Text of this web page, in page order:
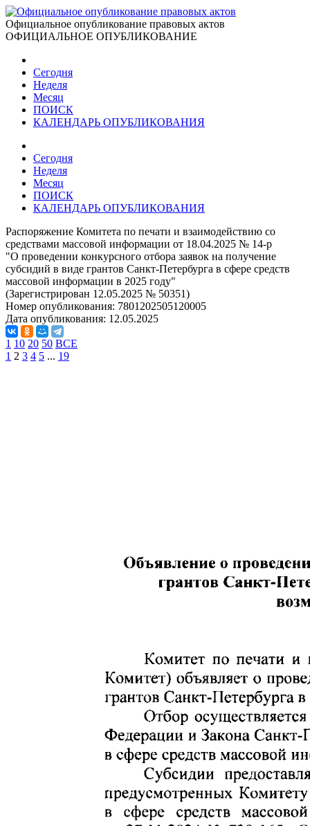
Официальное опубликование правовых актов
ОФИЦИАЛЬНОЕ ОПУБЛИКОВАНИЕ
Сегодня
Неделя
Месяц
ПОИСК
КАЛЕНДАРЬ ОПУБЛИКОВАНИЯ
Сегодня
Неделя
Месяц
ПОИСК
КАЛЕНДАРЬ ОПУБЛИКОВАНИЯ
Распоряжение Комитета по печати и взаимодействию со
средствами массовой информации от 18.04.2025 № 14-р
"О проведении конкурсного отбора заявок на получение
субсидий в виде грантов Санкт-Петербурга в сфере средств
массовой информации в 2025 году"
(Зарегистрирован 12.05.2025 № 50351)
Номер опубликования: 7801202505120005
Дата опубликования: 12.05.2025
1 10 20 50 ВСЕ
1 2 3 4 5 ... 19